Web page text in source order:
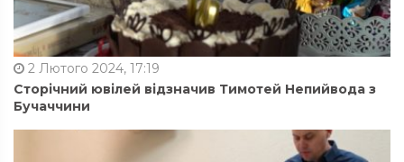
2 Лютого 2024, 17:19
Сторічний ювілей відзначив Тимотей Непийвода з
Бучаччини